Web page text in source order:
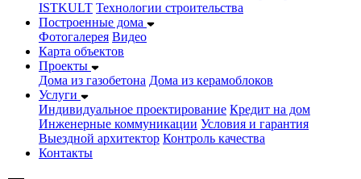
ISTKULT Технологии строительства
Построенные дома
Фотогалерея Видео
Карта объектов
Проекты
Дома из газобетонa Дома из керамоблоков
Услуги
Индивидуальное проектирование Кредит на дом
Инженерные коммуникации Условия и гарантия
Выездной архитектор Контроль качества
Контакты